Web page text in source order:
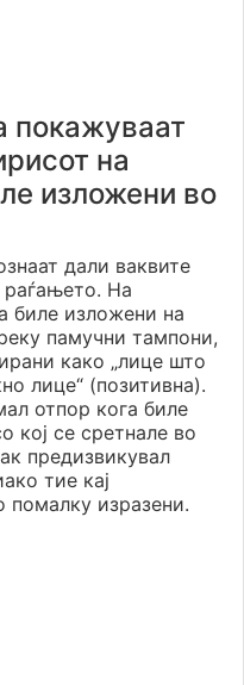
покажуваат
на
изложени во
дали ваквите
На
биле изложени на
памучни тампони,
како „лице што
лице“ (позитивна).
отпор кога биле
кој се сретнале во
предизвикувал
тие кај
помалку изразени.